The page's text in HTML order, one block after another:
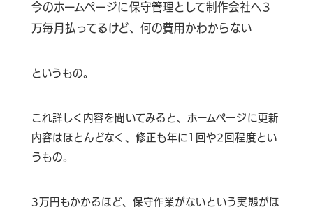
今のホームページに保守管理として制作会社へ3
万毎月払ってるけど、何の費用かわからない
というもの。
これ詳しく内容を聞いてみると、ホームページに更新
内容はほとんどなく、修正も年に1回や2回程度とい
うもの。
3万円もかかるほど、保守作業がないという実態がほ